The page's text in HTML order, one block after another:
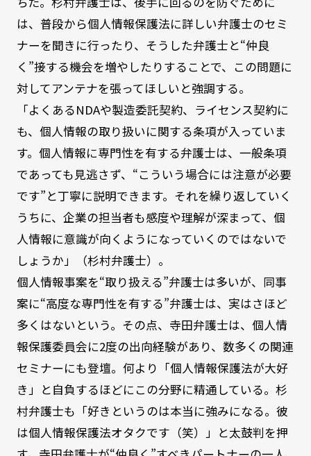
は、普段から個人情報保護法に詳しい弁護士のセミ
ナーを聞きに行ったり、そうした弁護士と“仲良
く”接する機会を増やしたりすることで、この問題に
対してアンテナを張ってほしいと強調する。
「よくあるNDAや製造委託契約、ライセンス契約に
も、個人情報の取り扱いに関する条項が入っていま
す。個人情報に専門性を有する弁護士は、一般条項
であっても見逃さず、“こういう場合には注意が必要
です”と丁寧に説明できます。それを繰り返していく
うちに、企業の担当者も感度や理解が深まって、個
人情報に意識が向くようになっていくのではないで
しょうか」（杉村弁護士）。
個人情報事案を“取り扱える”弁護士は多いが、同事
案に“高度な専門性を有する”弁護士は、実はさほど
多くはないという。その点、寺田弁護士は、個人情
報保護委員会に2度の出向経験があり、数多くの関連
セミナーにも登壇。何より「個人情報保護法が大好
き」と自負するほどにこの分野に精通している。杉
村弁護士も「好きというのは本当に強みになる。彼
は個人情報保護法オタクです（笑）」と太鼓判を押